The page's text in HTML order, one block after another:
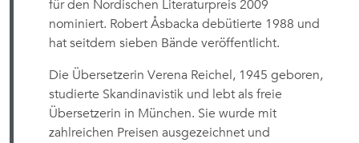
für den Nordischen Literaturpreis 2009
nominiert. Robert Åsbacka debütierte 1988 und
hat seitdem sieben Bände veröffentlicht.
Die Übersetzerin Verena Reichel, 1945 geboren,
studierte Skandinavistik und lebt als freie
Übersetzerin in München. Sie wurde mit
zahlreichen Preisen ausgezeichnet und